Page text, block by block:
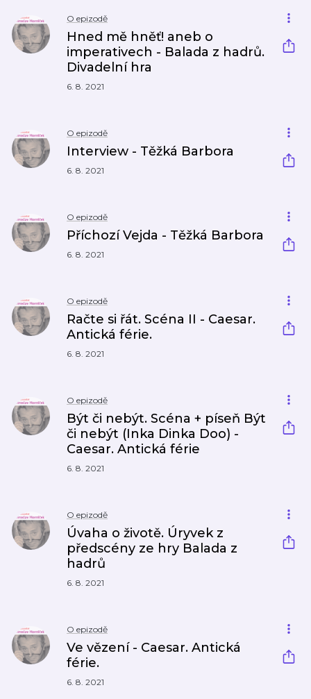
O epizodě
Hned mě hněť! aneb o
imperativech - Balada z hadrů.
Divadelní hra
6. 8. 2021
O epizodě
Interview - Těžká Barbora
6. 8. 2021
O epizodě
Příchozí Vejda - Těžká Barbora
6. 8. 2021
O epizodě
Račte si řát. Scéna II - Caesar.
Antická férie.
6. 8. 2021
O epizodě
Být či nebýt. Scéna + píseň Být
či nebýt (Inka Dinka Doo) -
Caesar. Antická férie
6. 8. 2021
O epizodě
Úvaha o životě. Úryvek z
předscény ze hry Balada z
hadrů
6. 8. 2021
O epizodě
Ve vězení - Caesar. Antická
férie.
6. 8. 2021